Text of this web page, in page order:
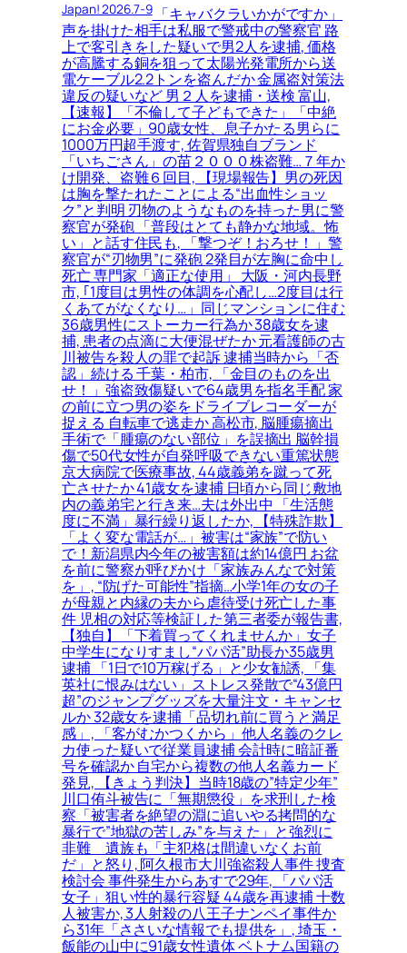
Japan! 2026.7-9「キャバクラいかがですか」
声を掛けた相手は私服で警戒中の警察官 路
上で客引きをした疑いで男2人を逮捕, 価格
が高騰する銅を狙って太陽光発電所から送
電ケーブル2.2トンを盗んだか 金属盗対策法
違反の疑いなど 男２人を逮捕・送検 富山,
【速報】「不倫して子どもできた」「中絶
にお金必要」90歳女性、息子かたる男らに
1000万円超手渡す, 佐賀県独自ブランド
「いちごさん」の苗２０００株盗難…７年か
け開発、盗難６回目, 【現場報告】男の死因
は胸を撃たれたことによる“出血性ショッ
ク”と判明 刃物のようなものを持った男に警
察官が発砲 「普段はとても静かな地域。怖
い」と話す住民も, 「撃つぞ！おろせ！」警
察官が“刃物男”に発砲 2発目が左胸に命中し
死亡 専門家「適正な使用」 大阪・河内長野
市, ｢1度目は男性の体調を心配し…2度目は行
くあてがなくなり…」同じマンションに住む
36歳男性にストーカー行為か 38歳女を逮
捕, 患者の点滴に大便混ぜたか 元看護師の古
川被告を殺人の罪で起訴 逮捕当時から「否
認」続ける 千葉・柏市, 「金目のものを出
せ！」強盗致傷疑いで64歳男を指名手配 家
の前に立つ男の姿をドライブレコーダーが
捉える 自転車で逃走か 高松市, 脳腫瘍摘出
手術で「腫瘍のない部位」を誤摘出 脳幹損
傷で50代女性が自発呼吸できない重篤状態
京大病院で医療事故, 44歳義弟を蹴って死
亡させたか 41歳女を逮捕 日頃から同じ敷地
内の義弟宅と行き来…夫は外出中 「生活態
度に不満」暴行繰り返したか, 【特殊詐欺】
「よく変な電話が…」被害は“家族”で防い
で！新潟県内今年の被害額は約14億円 お盆
を前に警察が呼びかけ「家族みんなで対策
を」, “防げた可能性”指摘…小学1年の女の子
が母親と内縁の夫から虐待受け死亡した事
件 児相の対応等検証した第三者委が報告書,
【独自】「下着買ってくれませんか」女子
中学生になりすまし“パパ活”助長か35歳男
逮捕 「1日で10万稼げる」と少女勧誘, 「集
英社に恨みはない」ストレス発散で“43億円
超”のジャンプグッズを大量注文・キャンセ
ルか 32歳女を逮捕「品切れ前に買うと満足
感」, 「客がむかつくから」他人名義のクレ
カ使った疑いで従業員逮捕 会計時に暗証番
号を確認か 自宅から複数の他人名義カード
発見, 【きょう判決】当時18歳の”特定少年”
川口侑斗被告に「無期懲役」を求刑した検
察「被害者を絶望の淵に追いやる拷問的な
暴行で”地獄の苦しみ”を与えた」と強烈に
非難＿遺族も「主犯格は間違いなくお前
だ」と怒り, 阿久根市大川強盗殺人事件 捜査
検討会 事件発生からあすで29年, 「パパ活
女子」狙い性的暴行容疑 44歳を再逮捕 十数
人被害か, 3人射殺の八王子ナンペイ事件か
ら31年「ささいな情報でも提供を」, 埼玉・
飯能の山中に91歳女性遺体 ベトナム国籍の